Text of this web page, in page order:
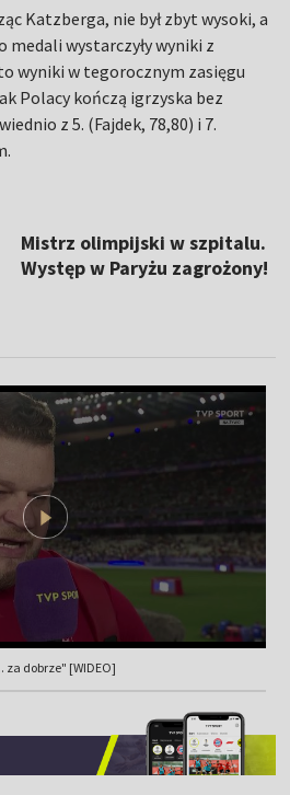
Katzberga, nie był zbyt wysoki, a
medali wystarczyły wyniki z
wyniki w tegorocznym zasięgu
Polacy kończą igrzyska bez
z 5. (Fajdek, 78,80) i 7.
Mistrz olimpijski w szpitalu.
Występ w Paryżu zagrożony!
za dobrze" [WIDEO]